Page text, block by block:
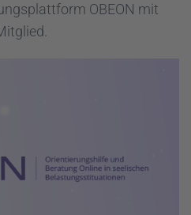
OBEON mit